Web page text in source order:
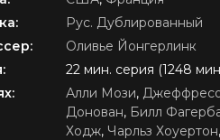
Рус. Дублированный
Оливье Йонгерлинк
22 мин. серия (1248
Алли Мози,
Донован, Билл
Ходж, Чарльз Хоуертон,